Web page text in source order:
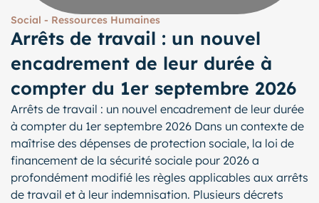
Social - Ressources Humaines
Arrêts de travail : un nouvel
encadrement de leur durée à
compter du 1er septembre 2026
Arrêts de travail : un nouvel encadrement de leur durée
à compter du 1er septembre 2026 Dans un contexte de
maîtrise des dépenses de protection sociale, la loi de
financement de la sécurité sociale pour 2026 a
profondément modifié les règles applicables aux arrêts
de travail et à leur indemnisation. Plusieurs décrets